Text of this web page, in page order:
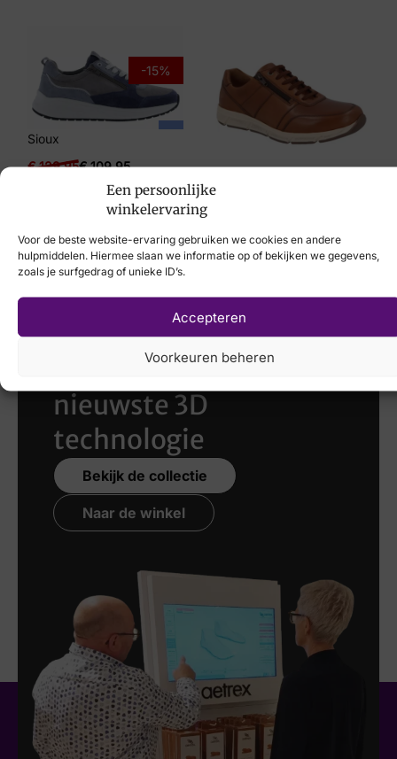
Een persoonlijke
winkelervaring
Voor de beste website-ervaring gebruiken we cookies en andere
hulpmiddelen. Hiermee slaan we informatie op of bekijken we gegevens,
zoals je surfgedrag of unieke ID’s.
Accepteren
Voorkeuren beheren
Merk
Xsensible
Artikelnummer
33203.5.255 Helix Men
-15%
Sioux
€129,95€109,95
Solidus
Laat uw voeten
scannen met de
nieuwste 3D
technologie
Bekijk de collectie
Naar de winkel